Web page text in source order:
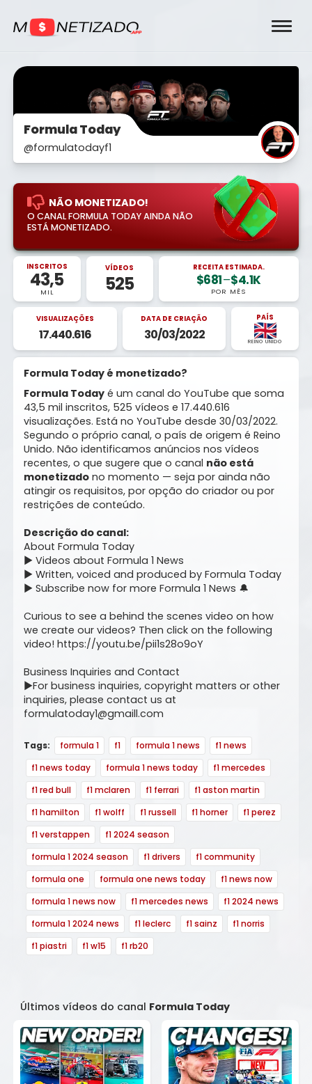
Formula Today
@formulatodayf1
NÃO MONETIZADO!
O CANAL FORMULA TODAY AINDA NÃO
ESTÁ MONETIZADO.
INSCRITOS
43,5
MIL
VÍDEOS
525
RECEITA ESTIMADA.
$681–$4.1K
POR MÊS
VISUALIZAÇÕES
17.440.616
DATA DE CRIAÇÃO
30/03/2022
PAÍS
REINO UNIDO
Formula Today é monetizado?
Formula Today é um canal do YouTube que soma
43,5 mil inscritos, 525 vídeos e 17.440.616
visualizações. Está no YouTube desde 30/03/2022.
Segundo o próprio canal, o país de origem é Reino
Unido. Não identificamos anúncios nos vídeos
recentes, o que sugere que o canal não está
monetizado no momento — seja por ainda não
atingir os requisitos, por opção do criador ou por
restrições de conteúdo.
Descrição do canal:
About Formula Today
▶ Videos about Formula 1 News
▶ Written, voiced and produced by Formula Today
▶ Subscribe now for more Formula 1 News 🔔
Curious to see a behind the scenes video on how
we create our videos? Then click on the following
video! https://youtu.be/pii1s28o9oY
Business Inquiries and Contact
▶For business inquiries, copyright matters or other
inquiries, please contact us at
formulatoday1@gmaill.com
Tags: formula 1 f1 formula 1 news
f1 news
f1 news today
formula 1 news today
f1 mercedes
f1 red bull
f1 mclaren f1 ferrari
f1 aston martin
f1 hamilton
f1 wolff f1 russell f1 horner
f1 perez
f1 verstappen
f1 2024 season
formula 1 2024 season
f1 drivers
f1 community
formula one
formula one news today
f1 news now
formula 1 news now
f1 mercedes news
f1 2024 news
formula 1 2024 news
f1 leclerc f1 sainz
f1 norris
f1 piastri
f1 w15 f1 rb20
Últimos vídeos do canal Formula Today